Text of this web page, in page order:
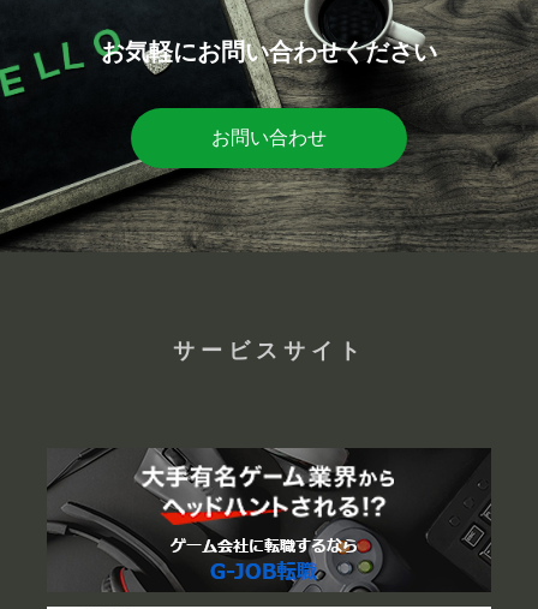
お気軽にお問い合わせください
お問い合わせ
サービスサイト